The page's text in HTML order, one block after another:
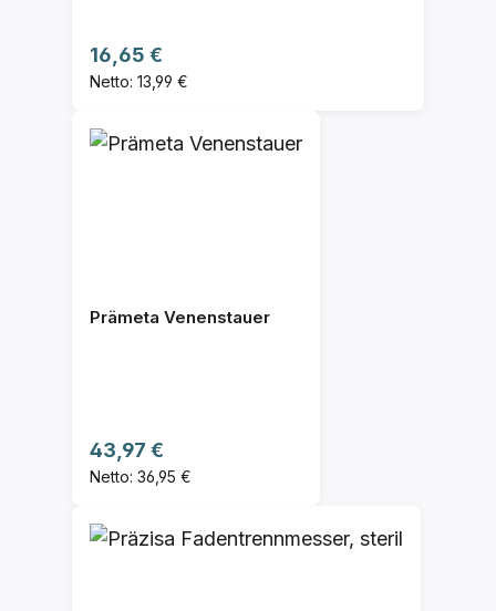
Regulärer Preis:
16,65 €
Netto: 13,99 €
Prämeta Venenstauer
Regulärer Preis:
43,97 €
Netto: 36,95 €